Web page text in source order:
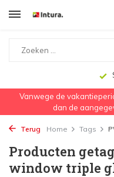
Vanwege de
dan de
Terug Home Tags
Producten
window triple